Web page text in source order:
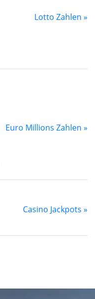
Lotto Zahlen »
Euro Millions Zahlen »
Casino Jackpots »